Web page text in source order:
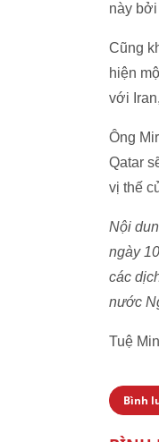
này bởi
Cũng
hiện
với
Ông
Qatar
vị thế
Nội
ngày
các
nước
Tuệ
Bình